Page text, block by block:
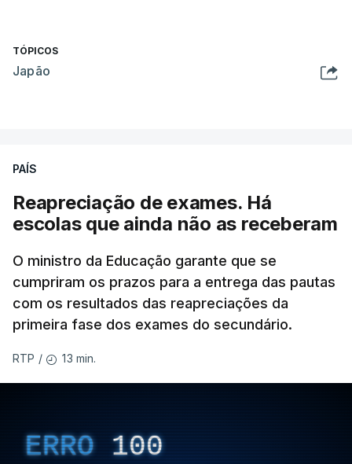
TÓPICOS
Japão
PAÍS
Reapreciação de exames. Há
escolas que ainda não as receberam
O ministro da Educação garante que se
cumpriram os prazos para a entrega das pautas
com os resultados das reapreciações da
primeira fase dos exames do secundário.
RTP / 13 min.
ERRO 100